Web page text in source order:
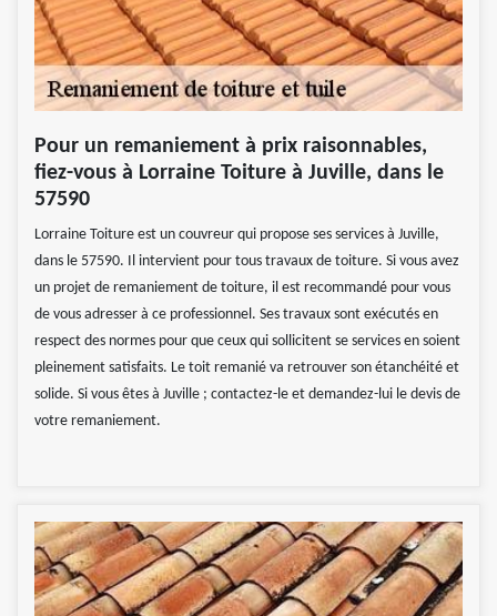
Pour un remaniement à prix raisonnables,
fiez-vous à Lorraine Toiture à Juville, dans le
57590
Lorraine Toiture est un couvreur qui propose ses services à Juville,
dans le 57590. Il intervient pour tous travaux de toiture. Si vous avez
un projet de remaniement de toiture, il est recommandé pour vous
de vous adresser à ce professionnel. Ses travaux sont exécutés en
respect des normes pour que ceux qui sollicitent se services en soient
pleinement satisfaits. Le toit remanié va retrouver son étanchéité et
solide. Si vous êtes à Juville ; contactez-le et demandez-lui le devis de
votre remaniement.